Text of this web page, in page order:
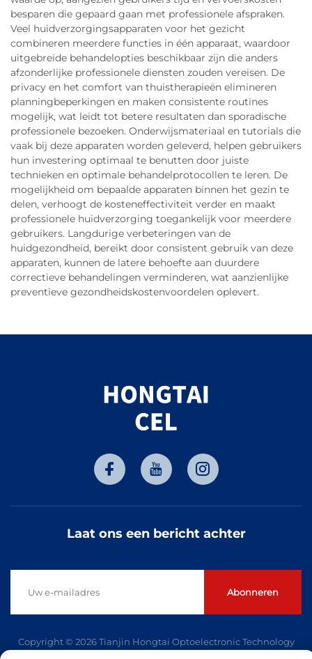
besparen die gepaard gaan met professionele afspraken.
Veel huidverzorgingsapparaten voor het gezicht
combineren meerdere functies in één apparaat, waardoor
uitgebreide behandelopties beschikbaar zijn die anders
afzonderlijke professionele diensten zouden vereisen. De
privacy en het comfort van thuistherapieën elimineren
planningbeperkingen en maken consistente routines
mogelijk, wat leidt tot betere resultaten dan sporadische
professionele bezoeken. Onderwijsmateriaal en tutorials die
vaak bij deze apparaten worden geleverd, helpen gebruikers
hun investering optimaal te benutten door juiste
technieken en optimale behandelprotocollen te leren. De
mogelijkheid om bepaalde apparaten binnen het gezin te
delen, verhoogt de kosteneffectiviteit verder en maakt
professionele huidverzorging toegankelijk voor meerdere
gebruikers. Langdurige verbeteringen van de
huidgezondheid, bereikt door consistent gebruik van deze
apparaten, kunnen de latere behoefte aan duurdere
correctieve behandelingen verminderen, wat aanzienlijke
preventieve gezondheidskostenvoordelen oplevert.
Laat ons een bericht achter
Abonneren
Copyright © 2026 Tianjin Hongtai Optoelectronic Technology